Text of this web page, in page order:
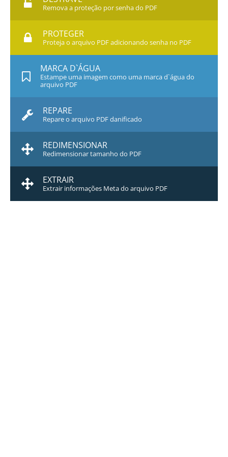
Remova a proteção por senha do PDF
PROTEGER
Proteja o arquivo PDF adicionando senha no PDF
MARCA D`ÁGUA
Estampe uma imagem como uma marca d`água do
arquivo PDF
REPARE
Repare o arquivo PDF danificado
REDIMENSIONAR
Redimensionar tamanho do PDF
EXTRAIR
Extrair informações Meta do arquivo PDF